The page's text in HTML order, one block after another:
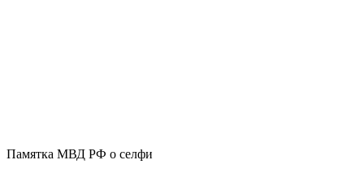
Памятка МВД РФ о селфи